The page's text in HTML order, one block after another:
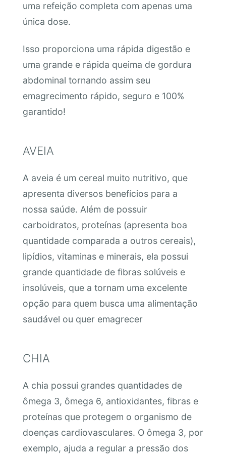
uma refeição completa com apenas uma
única dose.
Isso proporciona uma rápida digestão e
uma grande e rápida queima de gordura
abdominal tornando assim seu
emagrecimento rápido, seguro e 100%
garantido!
AVEIA
A aveia é um cereal muito nutritivo, que
apresenta diversos benefícios para a
nossa saúde. Além de possuir
carboidratos, proteínas (apresenta boa
quantidade comparada a outros cereais),
lipídios, vitaminas e minerais, ela possui
grande quantidade de fibras solúveis e
insolúveis, que a tornam uma excelente
opção para quem busca uma alimentação
saudável ou quer emagrecer
CHIA
A chia possui grandes quantidades de
ômega 3, ômega 6, antioxidantes, fibras e
proteínas que protegem o organismo de
doenças cardiovasculares. O ômega 3, por
exemplo, ajuda a regular a pressão dos